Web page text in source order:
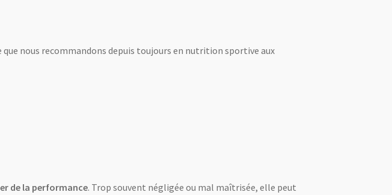
nous recommandons depuis toujours en nutrition sportive aux
de la performance. Trop souvent négligée ou mal maîtrisée, elle peut